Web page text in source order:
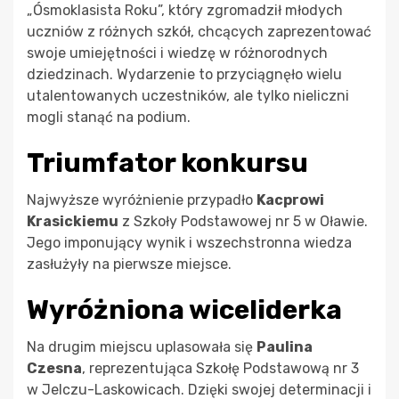
„Ósmoklasista Roku”, który zgromadził młodych
uczniów z różnych szkół, chcących zaprezentować
swoje umiejętności i wiedzę w różnorodnych
dziedzinach. Wydarzenie to przyciągnęło wielu
utalentowanych uczestników, ale tylko nieliczni
mogli stanąć na podium.
Triumfator konkursu
Najwyższe wyróżnienie przypadło Kacprowi
Krasickiemu z Szkoły Podstawowej nr 5 w Oławie.
Jego imponujący wynik i wszechstronna wiedza
zasłużyły na pierwsze miejsce.
Wyróżniona wiceliderka
Na drugim miejscu uplasowała się Paulina
Czesna, reprezentująca Szkołę Podstawową nr 3
w Jelczu-Laskowicach. Dzięki swojej determinacji i